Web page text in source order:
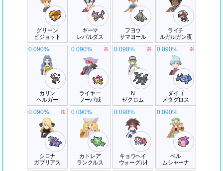
グリーン
ピジョット
ギーマ
レパルダス
フヨウ
サマヨール
ライチ
ルガルガン夜
カリン
ヘルガー
0.090%
ライヤー
フーパ戒
0.090% ※
N
ゼクロム
0.090% ※
ダイゴ
メタグロス
0.090% ※
シロナ
ガブリアス
0.090% ※
カトレア
ランクルス
0.090%
キョウヘイ
ウォーグルI
0.090%
ベル
ムシャーナ
0.090%